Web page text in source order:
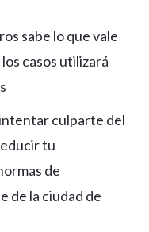
sabe lo que vale
casos utilizará
culparte del
tu
de
de la ciudad de